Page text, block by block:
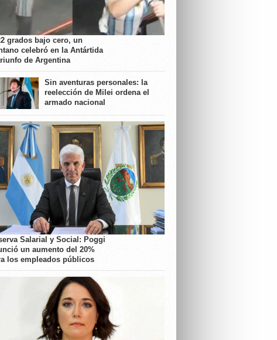
grados bajo cero, un
celebró en la Antártida
de Argentina
Sin aventuras personales: la
reelección de Milei ordena el
armado nacional
Salarial y Social: Poggi
un aumento del 20%
los empleados públicos